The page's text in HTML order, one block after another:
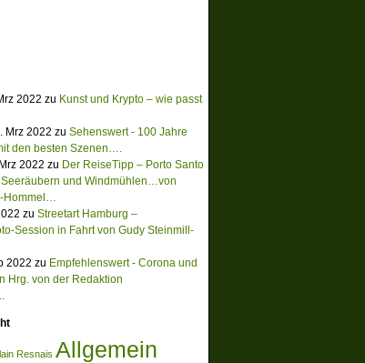
2022 zu Kunst und Krypto – wie passt
Mrz 2022 zu Sehenswert - 100 Jahre
den besten Szenen….
2022 zu Der ReiseTipp – Porto Santo
und Windmühlen…von
Hommel…
zu Streetart Hamburg –
Session in Fahrt von Gudy Steinmill-
2022 zu Empfehlenswert - Corona und
Hrg. von der Redaktion
Resnais Allgemein